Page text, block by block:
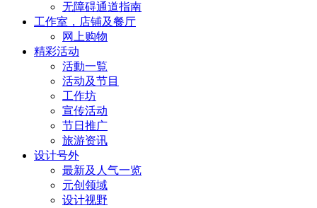
无障碍通道指南
工作室，店铺及餐厅
网上购物
精彩活动
活動一覧
活动及节目
工作坊
宣传活动
节日推广
旅游资讯
设计号外
最新及人气一览
元创领域
设计视野